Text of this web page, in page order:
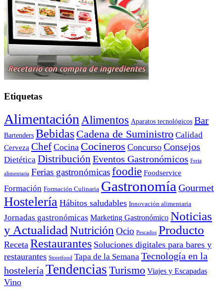
Etiquetas
Alimentación Alimentos Aparatos tecnológicos Bar
Bartenders Bebidas Cadena de Suministro Calidad
Cerveza Chef Cocina Cocineros Concurso Consejos
Dietética Distribución Eventos Gastronómicos Feria
alimentaria Ferias gastronómicasfoodie Foodservice
Formación Formación Culinaria Gastronomía Gourmet
Hostelería Hábitos saludables Innovación alimentaria
Jornadas gastronómicas Marketing Gastronómico Noticias
y Actualidad Nutrición Ocio Pescados Producto
Receta Restaurantes Soluciones digitales para bares y
restaurantes Streetfood Tapa de la Semana Tecnología en la
hostelería Tendencias Turismo Viajes y Escapadas
Vino